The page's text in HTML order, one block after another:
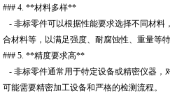
### 4. **材料多样**
- 非标零件可以根据性能要求选择不同材料
合材料等，以满足强度、耐腐蚀性、重量等特
### 5. **精度要求高**
- 非标零件通常用于特定设备或精密仪器，
可能需要精密加工设备和严格的检测流程。